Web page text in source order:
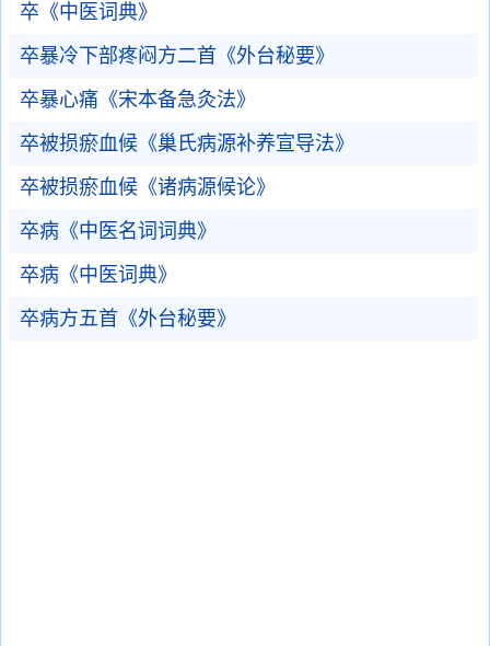
卒《中医词典》
卒暴冷下部疼闷方二首《外台秘要》
卒暴心痛《宋本备急灸法》
卒被损瘀血候《巢氏病源补养宣导法》
卒被损瘀血候《诸病源候论》
卒病《中医名词词典》
卒病《中医词典》
卒病方五首《外台秘要》